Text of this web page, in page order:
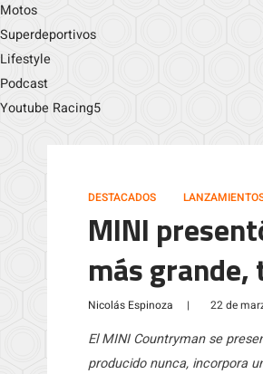
Motos
Superdeportivos
Lifestyle
Podcast
Youtube Racing5
DESTACADOS
MINI
más
Nicolás Espinoza | 22 de
El MINI Countryman se
producido nunca, incorpora